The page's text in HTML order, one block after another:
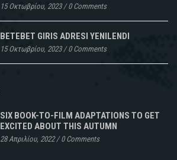
15 Οκτωβρίου, 2023/0 Comments
BETEBET GIRIS ADRESI YENILENDI
15 Οκτωβρίου, 2023/0 Comments
SIX BOOK-TO-FILM ADAPTATIONS TO GET
EXCITED ABOUT THIS AUTUMN
28 Απριλίου, 2022/0 Comments